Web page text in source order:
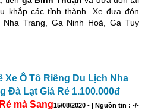
khắp các tỉnh thành. Xe đưa đón
Trang, Ga Ninh Hoà, Ga Tuy
Xe Ô Tô Riêng Du Lịch Nha
Đà Lạt Giá Rẻ 1.100.000đ
Rẻ mà Sang15/08/2020 - | Nguồn tin : -/-